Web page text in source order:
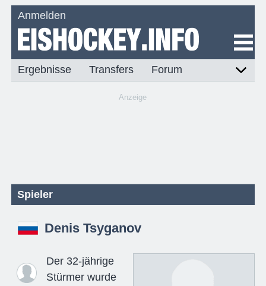
Anmelden
Ergebnisse Transfers Forum
Anzeige
Spieler
Denis Tsyganov
Der 32-jährige
Stürmer wurde